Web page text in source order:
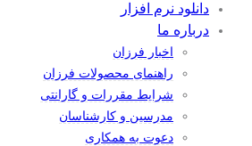
دانلود نرم افزار
درباره ما
اخبار فرزان
راهنمای محصولات فرزان
شرایط مقررات و گارانتی
مدرسین و کارشناسان
دعوت به همکاری